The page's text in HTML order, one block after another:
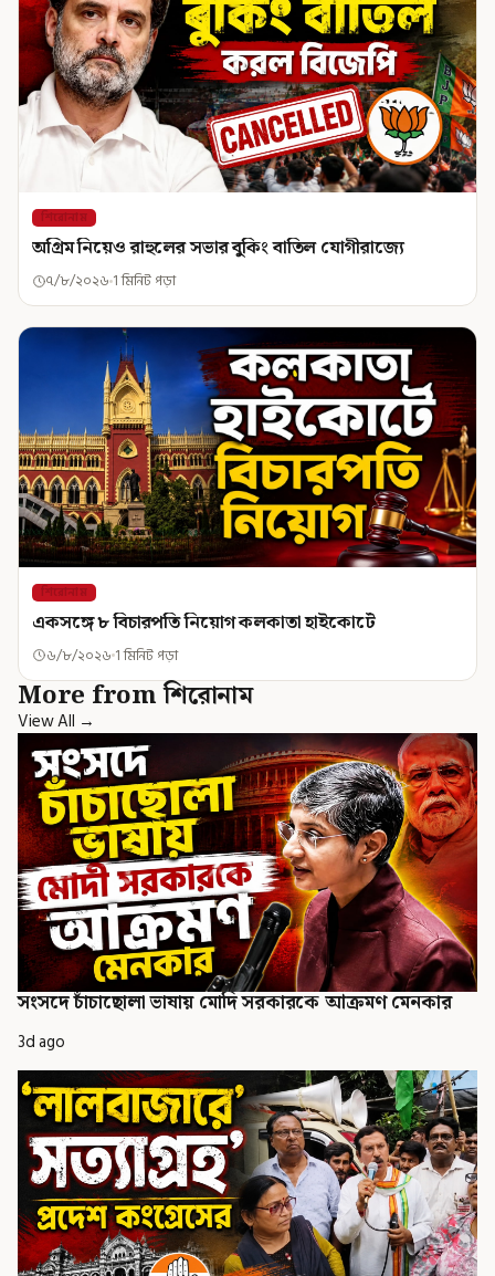
শিরোনাম
অগ্রিম নিয়েও রাহুলের সভার বুকিং বাতিল যোগীরাজ্যে
৭/৮/২০২৬ 1 মিনিট পড়া
শিরোনাম
একসঙ্গে ৮ বিচারপতি নিয়োগ কলকাতা হাইকোর্টে
৬/৮/২০২৬ 1 মিনিট পড়া
More from শিরোনাম
View All →
সংসদে চাঁচাছোলা ভাষায় মোদি সরকারকে আক্রমণ মেনকার
3d ago